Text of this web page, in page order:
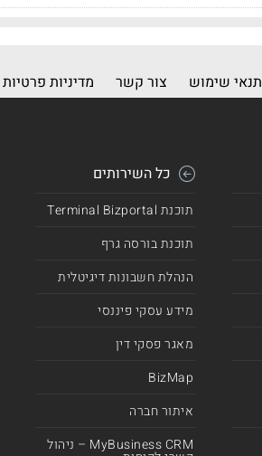
תנאי שימוש צור קשר מדיניות פרטיות
כל השירותים
תוכנת Terminal Bizportal
תוכנת בורסה גרף
הנהלת חשבונות דיגיטלית
מידע עסקי פיננסי
מאגר פסקי דין
BizMap
איתור חברה
MyBusiness CRM – ניהול